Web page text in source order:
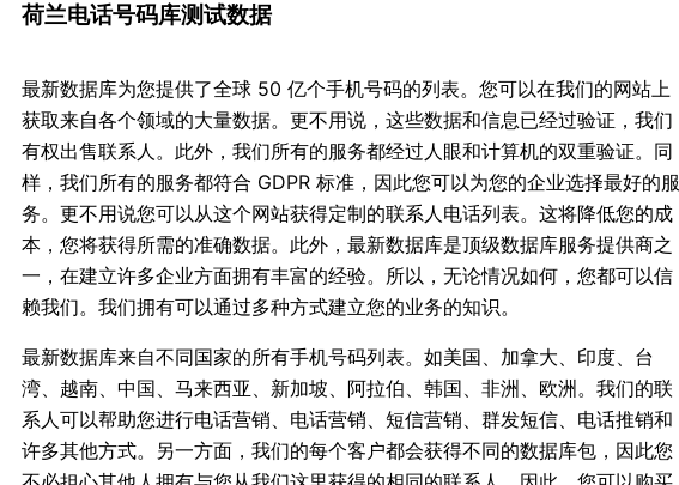
荷兰电话号码库测试数据
最新数据库为您提供了全球 50 亿个手机号码的列表。您可以在我们的网站上
获取来自各个领域的大量数据。更不用说，这些数据和信息已经过验证，我们
有权出售联系人。此外，我们所有的服务都经过人眼和计算机的双重验证。同
样，我们所有的服务都符合 GDPR 标准，因此您可以为您的企业选择最好的服
务。更不用说您可以从这个网站获得定制的联系人电话列表。这将降低您的成
本，您将获得所需的准确数据。此外，最新数据库是顶级数据库服务提供商之
一，在建立许多企业方面拥有丰富的经验。所以，无论情况如何，您都可以信
赖我们。我们拥有可以通过多种方式建立您的业务的知识。
最新数据库来自不同国家的所有手机号码列表。如美国、加拿大、印度、台
湾、越南、中国、马来西亚、新加坡、阿拉伯、韩国、非洲、欧洲。我们的联
系人可以帮助您进行电话营销、电话营销、短信营销、群发短信、电话推销和
许多其他方式。另一方面，我们的每个客户都会获得不同的数据库包，因此您